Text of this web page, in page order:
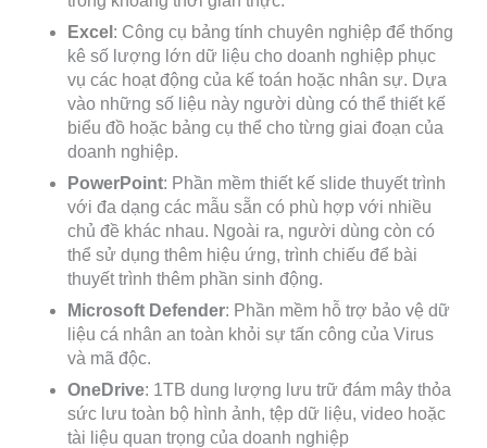
Excel : Công cụ bảng tính chuyên nghiệp để thống
kê số lượng lớn dữ liệu cho doanh nghiệp phục
vụ các hoạt động của kế toán hoặc nhân sự. Dựa
vào những số liệu này người dùng có thể thiết kế
biểu đồ hoặc bảng cụ thể cho từng giai đoạn của
doanh nghiệp.
PowerPoint: Phần mềm thiết kế slide thuyết trình
với đa dạng các mẫu sẵn có phù hợp với nhiều
chủ đề khác nhau. Ngoài ra, người dùng còn có
thể sử dụng thêm hiệu ứng, trình chiếu để bài
thuyết trình thêm phần sinh động.
Microsoft Defender: Phần mềm hỗ trợ bảo vệ dữ
liệu cá nhân an toàn khỏi sự tấn công của Virus
và mã độc.
OneDrive: 1TB dung lượng lưu trữ đám mây thỏa
sức lưu toàn bộ hình ảnh, tệp dữ liệu, video hoặc
tài liệu quan trọng của doanh nghiệp